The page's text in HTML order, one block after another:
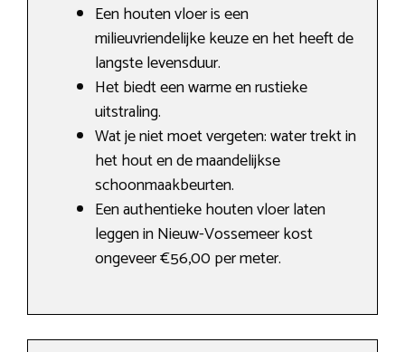
Een houten vloer is een
milieuvriendelijke keuze en het heeft de
langste levensduur.
Het biedt een warme en rustieke
uitstraling.
Wat je niet moet vergeten: water trekt in
het hout en de maandelijkse
schoonmaakbeurten.
Een authentieke houten vloer laten
leggen in Nieuw-Vossemeer kost
ongeveer €56,00 per meter.